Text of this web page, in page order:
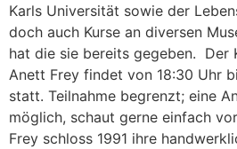
Karls Universität sowie der
doch auch Kurse an diversen
hat die sie bereits gegeben. Der
Anett Frey findet von 18:30 Uhr
statt. Teilnahme begrenzt; eine
möglich, schaut gerne einfach
Frey schloss 1991 ihre